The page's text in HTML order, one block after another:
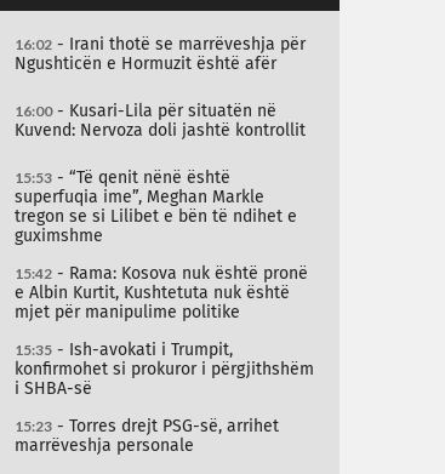
16:02 - Irani thotë se marrëveshja për
Ngushticën e Hormuzit është afër
16:00- Kusari-Lila për situatën në
Kuvend: Nervoza doli jashtë kontrollit
15:53 - “Të qenit nënë është
superfuqia ime”, Meghan Markle
tregon se si Lilibet e bën të ndihet e
guximshme
15:42 - Rama: Kosova nuk është pronë
e Albin Kurtit, Kushtetuta nuk është
mjet për manipulime politike
15:35 - Ish-avokati i Trumpit,
konfirmohet si prokuror i përgjithshëm
i SHBA-së
15:23 - Torres drejt PSG-së, arrihet
marrëveshja personale